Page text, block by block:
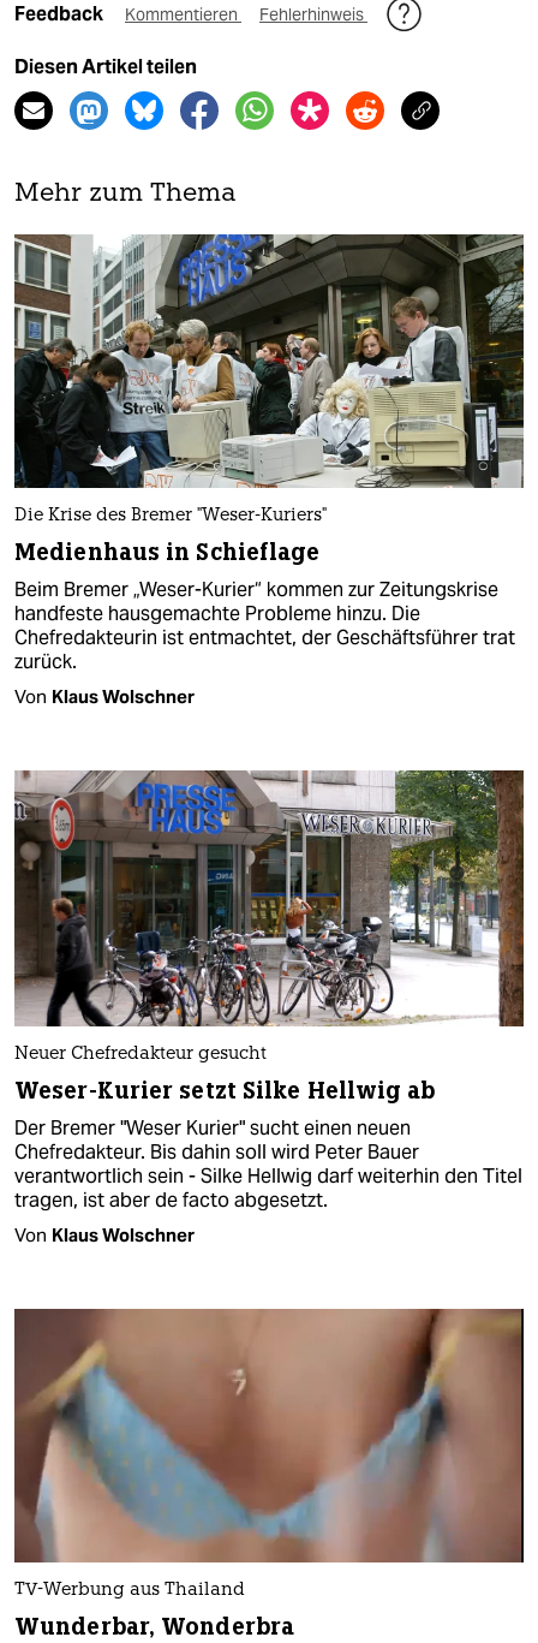
Feedback Kommentieren Fehlerhinweis
Diesen Artikel teilen
Mehr zum Thema
Die Krise des Bremer "Weser-Kuriers"
Medienhaus in Schieflage
Beim Bremer „Weser-Kurier“ kommen zur Zeitungskrise
handfeste hausgemachte Probleme hinzu. Die
Chefredakteurin ist entmachtet, der Geschäftsführer trat
zurück.
Von Klaus Wolschner
Neuer Chefredakteur gesucht
Weser-Kurier setzt Silke Hellwig ab
Der Bremer "Weser Kurier" sucht einen neuen
Chefredakteur. Bis dahin soll wird Peter Bauer
verantwortlich sein - Silke Hellwig darf weiterhin den Titel
tragen, ist aber de facto abgesetzt.
Von Klaus Wolschner
TV-Werbung aus Thailand
Wunderbar, Wonderbra